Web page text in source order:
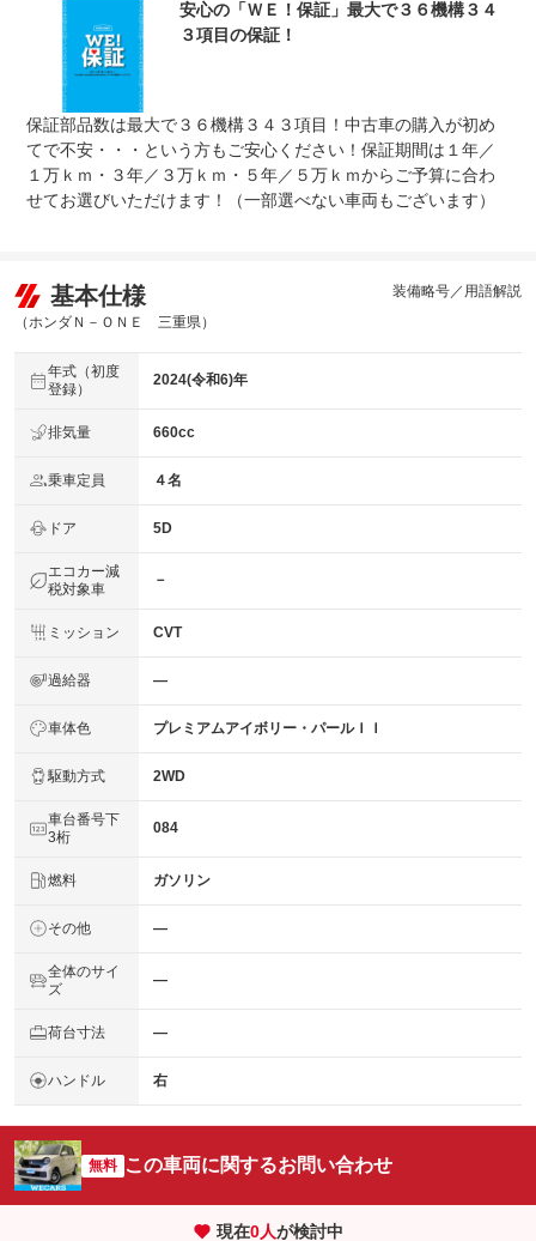
法定整備
整備付 法定12ヶ月または法定24ヶ月点検整備付
※車検なし・車検整備付の場合は法定24ヶ月点検整備付
※商用車は6ヶ月または12ヶ月点検整備付
法定整備
について
ご契約からご納車までの間に法定点検を実施致します。支
払総額に整備代金が含まれ点検記録簿を発行致します。
安心の「ＷＥ！保証」最大で３６機構３４
３項目の保証！
保証部品数は最大で３６機構３４３項目！中古車の購入が初め
てで不安・・・という方もご安心ください！保証期間は１年／
１万ｋｍ・３年／３万ｋｍ・５年／５万ｋｍからご予算に合わ
せてお選びいただけます！（一部選べない車両もございます）
基本仕様
（ホンダＮ－ＯＮＥ 三重県）
装備略号／用語解説
年式（初度
登録）
2024(令和6)年
排気量 660cc
乗車定員 ４名
ドア 5D
エコカー減
税対象車
－
ミッション CVT
過給器 ―
車体色 プレミアムアイボリー・パールＩＩ
駆動方式 2WD
車台番号下
3桁
084
燃料 ガソリン
その他 ―
全体のサイ
ズ
―
荷台寸法 ―
ハンドル 右
無料 この車両に関するお問い合わせ
現在0人が検討中